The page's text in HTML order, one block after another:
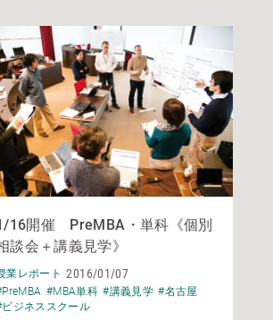
16開催 PreMBA・単科《個別
談会＋講義見学》
業レポート 2016/01/07
#MBA単科 #講義見学 #名古屋
ジネススクール